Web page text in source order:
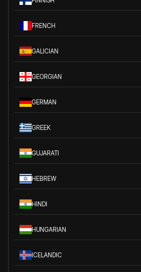
FRENCH
GALICIAN
GEORGIAN
GERMAN
GREEK
GUJARATI
HEBREW
HINDI
HUNGARIAN
ICELANDIC